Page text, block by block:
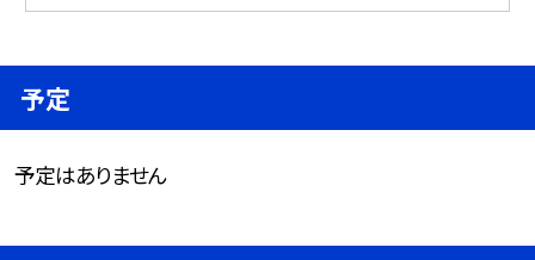
予定
予定はありません